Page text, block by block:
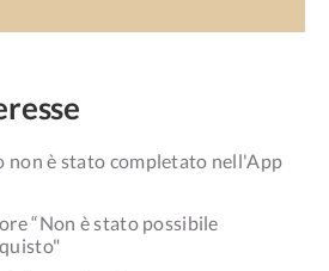
non è stato completato nell'App
“Non è stato possibile